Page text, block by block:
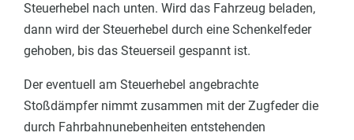
Steuerhebel nach unten. Wird das Fahrzeug beladen,
dann wird der Steuerhebel durch eine Schenkelfeder
gehoben, bis das Steuerseil gespannt ist.
Der eventuell am Steuerhebel angebrachte
Stoßdämpfer nimmt zusammen mit der Zugfeder die
durch Fahrbahnunebenheiten entstehenden